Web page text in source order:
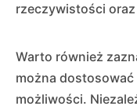
rzeczywistości
Warto również
można dostosować
możliwości.